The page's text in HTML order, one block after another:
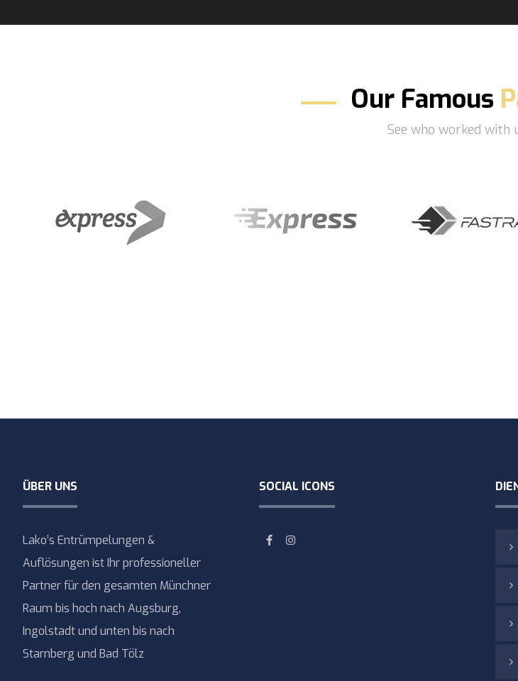
Our Famous
See who worked with
ÜBER UNS
Lako’s Entrümpelungen &
Auflösungen ist Ihr professioneller
Partner für den gesamten Münchner
Raum bis hoch nach Augsburg,
Ingolstadt und unten bis nach
Starnberg und Bad Tölz
SOCIAL ICONS